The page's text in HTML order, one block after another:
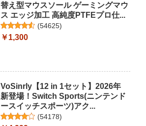
替え型マウスソール ゲーミングマウ
ス エッジ加工 高純度PTFEプロ仕...
(54625)
￥1,300
VoSinrly【12 in 1セット】2026年
新登場！Switch Sports(ニンテンド
ースイッチスポーツ)アク...
(54178)